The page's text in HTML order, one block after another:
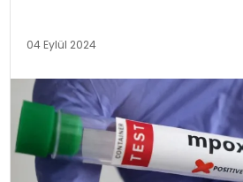
EĞITIM
MAGAZIN
04 Eylül 2024